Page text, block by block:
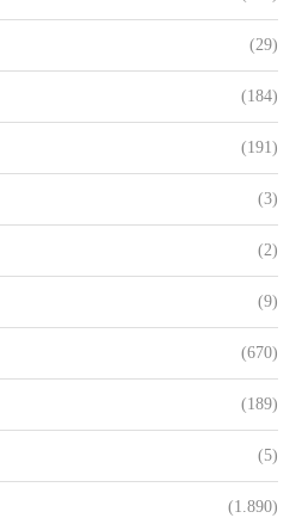
(29)
(184)
(191)
(3)
(2)
(9)
(670)
(189)
(5)
(1.890)